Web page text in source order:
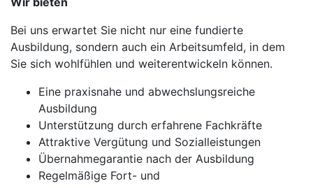
Bei uns erwartet Sie nicht nur eine fundierte
Ausbildung, sondern auch ein Arbeitsumfeld, in dem
Sie sich wohlfühlen und weiterentwickeln können.
Eine praxisnahe und abwechslungsreiche
Ausbildung
Unterstützung durch erfahrene Fachkräfte
Attraktive Vergütung und Sozialleistungen
Übernahmegarantie nach der Ausbildung
Regelmäßige Fort- und